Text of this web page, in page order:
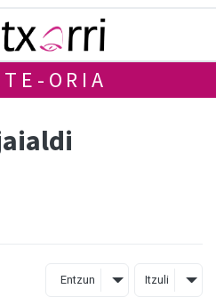
ORIA
Entzun Itzuli